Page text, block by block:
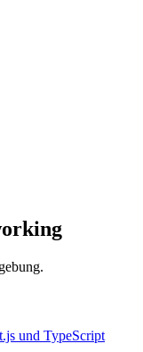
und TypeScript